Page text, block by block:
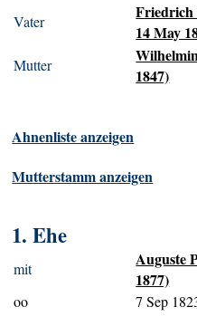
Vater
Friedrich
14 May
Mutter
1847)
Ahnenliste anzeigen
Mutterstamm anzeigen
1. Ehe
mit
Auguste
1877)
oo 7 Sep